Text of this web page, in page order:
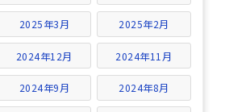
2025年3月 2025年2月
2024年12月 2024年11月
2024年9月 2024年8月